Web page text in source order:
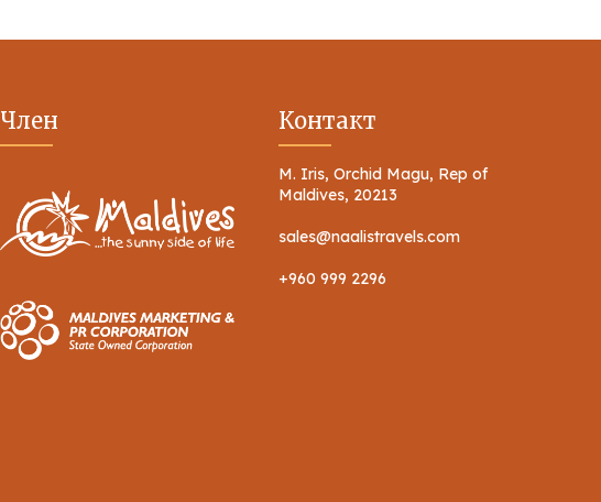
Член Контакт
M. Iris, Orchid Magu, Rep of
Maldives, 20213
sales@naalistravels.com
+960 999 2296